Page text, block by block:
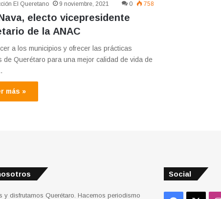
El Queretano 9 noviembre, 2021 0 758
electo vicepresidente
de la ANAC
a los municipios y ofrecer las prácticas
de Querétaro para una mejor calidad de vida de
más »
y disfrutamos Querétaro. Hacemos periodismo
Social